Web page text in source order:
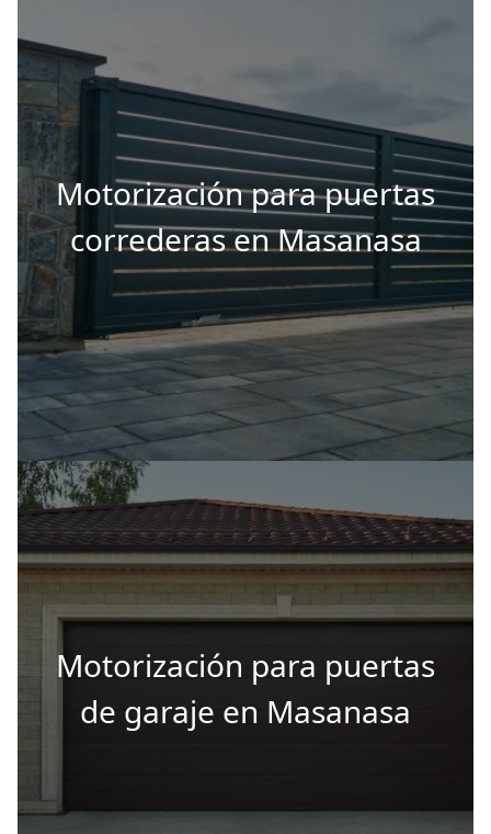
Motorización para puertas
correderas en Masanasa
Motorización para puertas
de garaje en Masanasa